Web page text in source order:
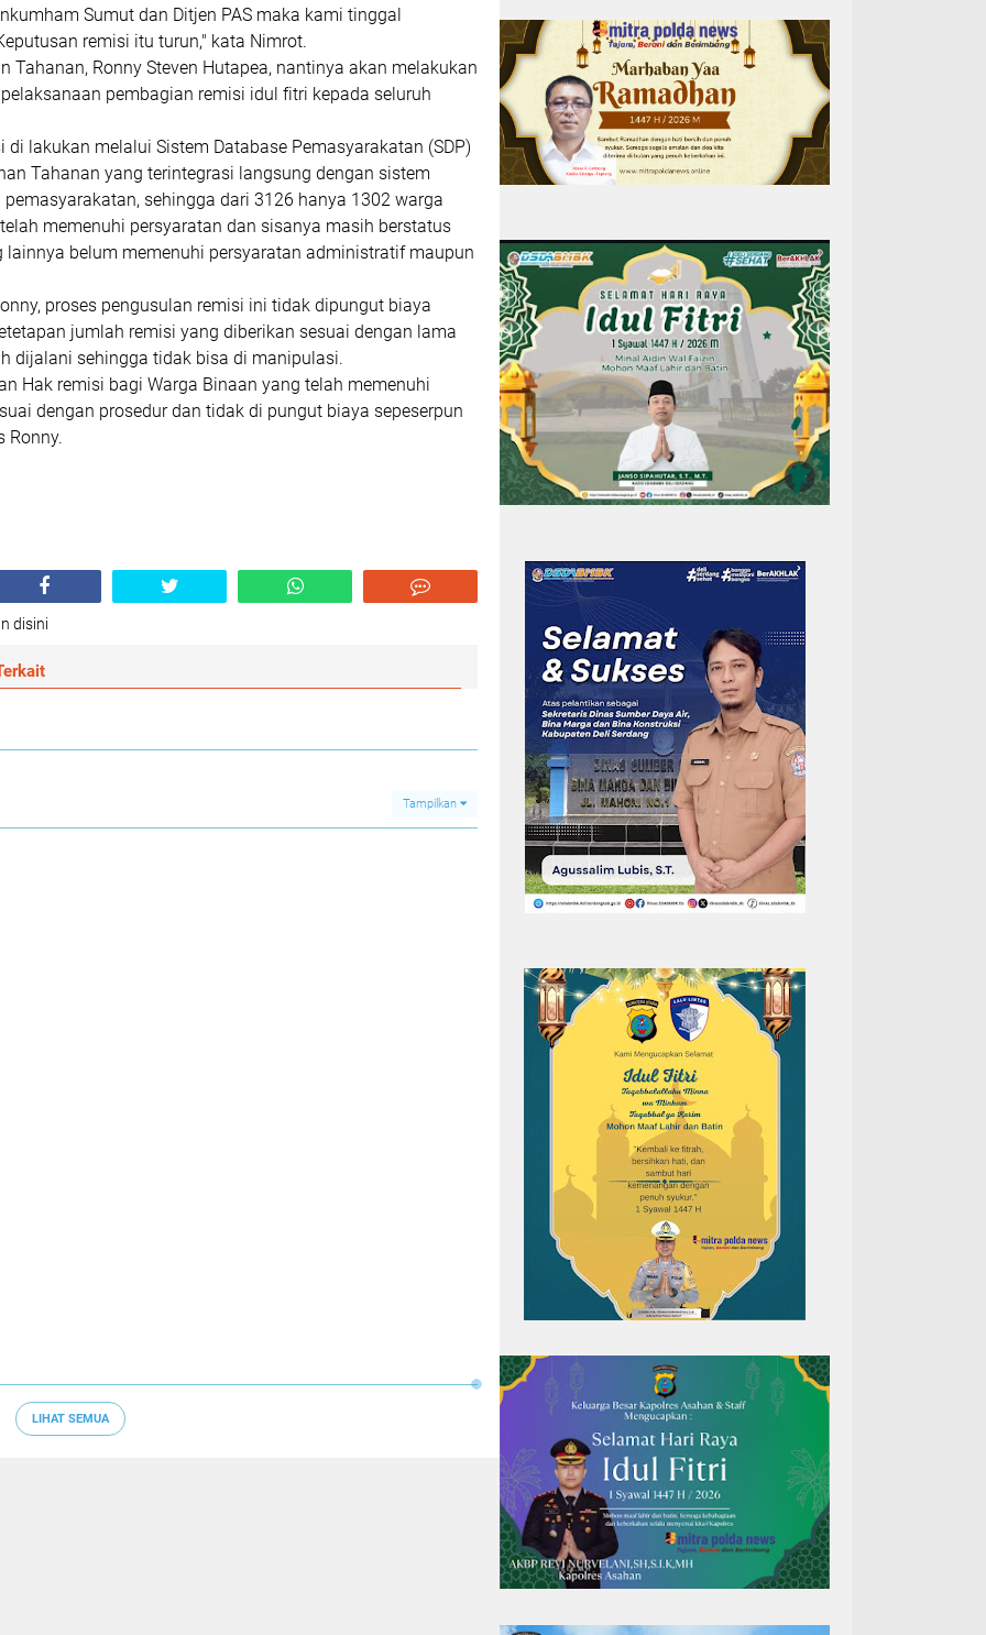
Sumut dan Ditjen PAS maka kami tinggal
remisi itu turun," kata Nimrot.
Tahanan, Ronny Steven Hutapea, nantinya akan melakukan
pembagian remisi idul fitri kepada seluruh
di lakukan melalui Sistem Database Pemasyarakatan (SDP)
Tahanan yang terintegrasi langsung dengan sistem
sehingga dari 3126 hanya 1302 warga
memenuhi persyaratan dan sisanya masih berstatus
lainnya belum memenuhi persyaratan administratif maupun
proses pengusulan remisi ini tidak dipungut biaya
jumlah remisi yang diberikan sesuai dengan lama
dijalani sehingga tidak bisa di manipulasi.
Hak remisi bagi Warga Binaan yang telah memenuhi
dengan prosedur dan tidak di pungut biaya sepeserpun
Ronny.
disini
Tampilkan
LIHAT SEMUA